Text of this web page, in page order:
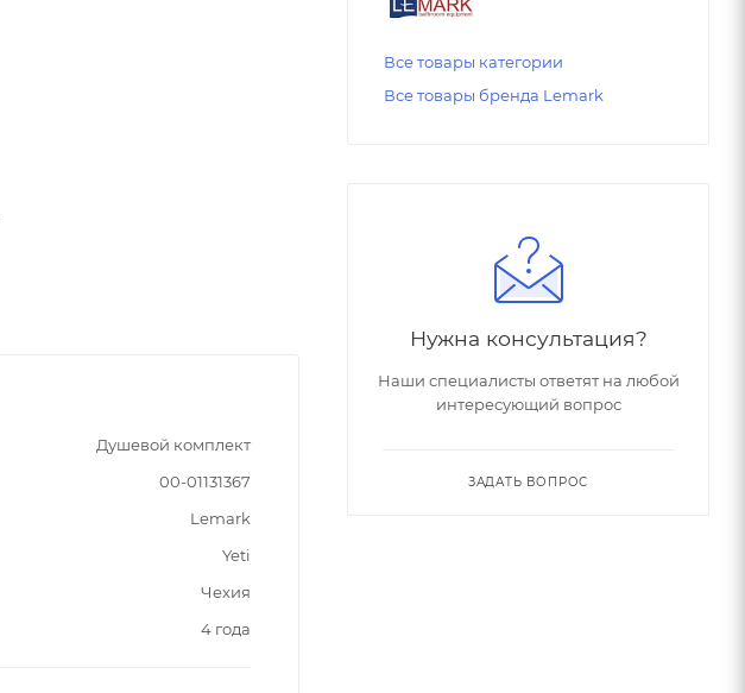
Душевой комплект
00-01131367
Lemark
Yeti
Чехия
4 года
Все товары категории
Все товары бренда Lemark
Нужна консультация?
Наши специалисты ответят на любой
интересующий вопрос
ЗАДАТЬ ВОПРОС